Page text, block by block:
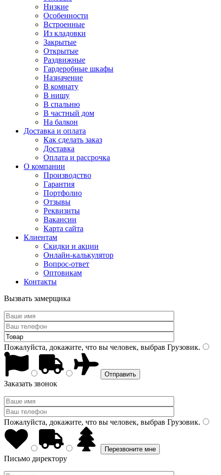
Низкие
Особенности
Встроенные
Из кладовки
Закрытые
Открытые
Раздвижные
Гардеробные шкафы
Назначение
В комнату
В нишу
В спальню
В частный дом
На балкон
Доставка и оплата
Как сделать заказ
Доставка
Оплата и рассрочка
О компании
Производство
Гарантия
Портфолио
Отзывы
Реквизиты
Вакансии
Карта сайта
Клиентам
Скидки и акции
Онлайн-калькулятор
Вопрос-ответ
Оптовикам
Контакты
Вызвать замерщика
Пожалуйста, докажите, что вы человек, выбрав Грузовик.
Заказать звонок
Пожалуйста, докажите, что вы человек, выбрав Грузовик.
Письмо директору